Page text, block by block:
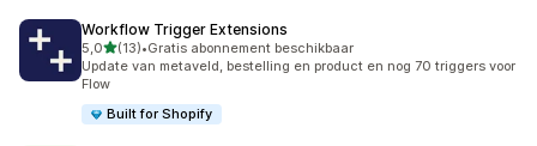
Workflow Trigger Extensions
5,0van 5 sterren
(13)
13 recensies in totaal
•Gratis abonnement beschikbaar
Update van metaveld, bestelling en product en nog 70 triggers voor
Flow
Built for Shopify